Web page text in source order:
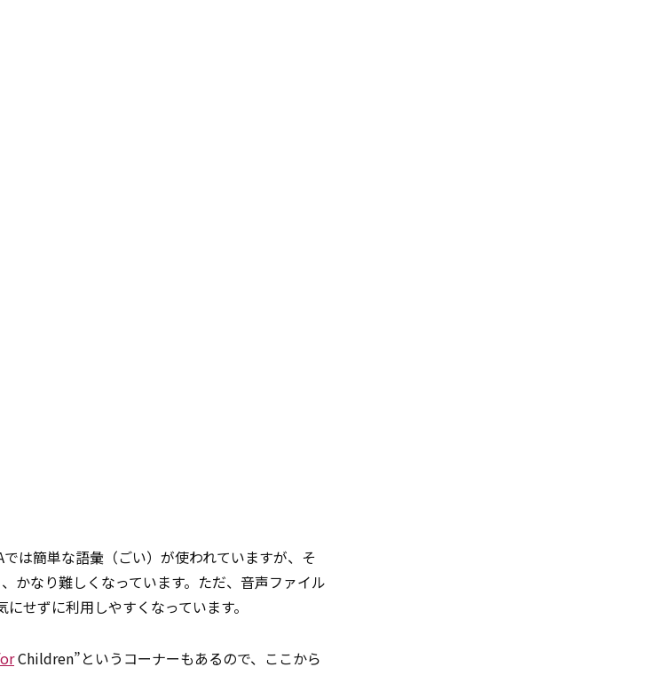
は簡単な語彙（ごい）が使われていますが、そ
かなり難しくなっています。ただ、音声ファイル
せずに利用しやすくなっています。
Children”というコーナーもあるので、ここから